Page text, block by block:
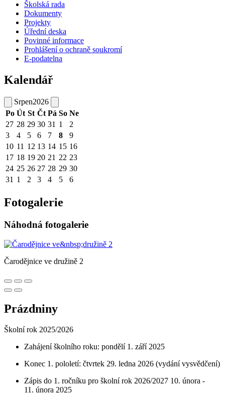
Školská rada
Dokumenty
Projekty
Úřední deska
Povinné informace
Prohlášení o ochraně soukromí
E-podatelna
Kalendář
Srpen2026
Po Út St Čt Pá So Ne
27 28 29 30 31 1
2
3
4 5 6 7 8
9
10 11 12 13 14 15 16
17 18 19 20 21 22 23
24 25 26 27 28 29 30
31 1 2 3 4 5 6
Fotogalerie
Náhodná fotogalerie
Čarodějnice ve družině 2
Prázdniny
Školní rok 2025/2026
Zahájení školního roku: pondělí 1. září 2025
Konec 1. pololetí: čtvrtek 29. ledna 2026 (vydání vysvědčení)
Zápis do 1. ročníku pro školní rok 2026/2027 10. února -
11. února 2025